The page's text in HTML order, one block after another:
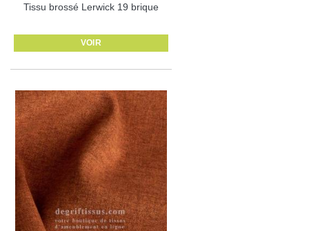
Tissu brossé Lerwick 19 brique
VOIR